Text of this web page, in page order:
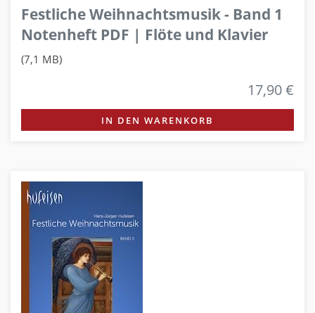
Festliche Weihnachtsmusik - Band 1
Notenheft PDF | Flöte und Klavier
(7,1 MB)
17,90 €
IN DEN WARENKORB